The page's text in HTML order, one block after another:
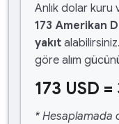
Anlık dolar kuru
173 Amerikan
yakıt
göre alım
173 USD
* Hesaplamada